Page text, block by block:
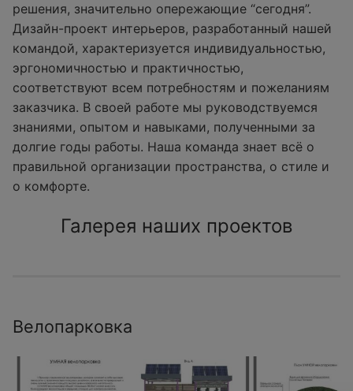
решения, значительно опережающие “сегодня”.
Дизайн-проект интерьеров, разработанный нашей
командой, характеризуется индивидуальностью,
эргономичностью и практичностью,
соответствуют всем потребностям и пожеланиям
заказчика. В своей работе мы руководствуемся
знаниями, опытом и навыками, полученными за
долгие годы работы. Наша команда знает всё о
правильной организации пространства, о стиле и
о комфорте.
Галерея наших проектов
Велопарковка